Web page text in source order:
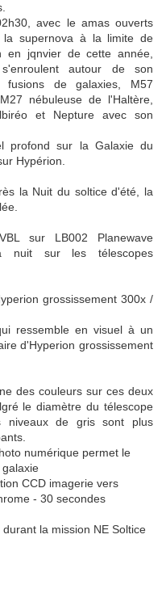
avec le amas ouverts
supernova à la limite de
en jqnvier de cette année,
autour de son
fusions de galaxies, M57
nébuleuse de l'Haltère,
et Nepture avec son
profond sur la Galaxie du
Hypérion.
la Nuit du soltice d'été, la
sur LB002 Planewave
nuit sur les télescopes
grossissement 300x /
ressemble en visuel à un
d'Hyperion grossissement
des couleurs sur ces deux
le diamètre du télescope
niveaux de gris sont plus
numérique permet le
CCD imagerie vers
- 30 secondes
la mission NE Soltice